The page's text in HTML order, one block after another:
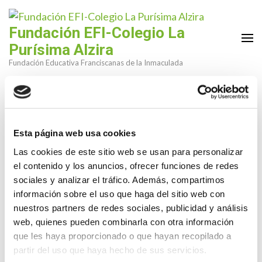
Esta página web usa cookies
Las cookies de este sitio web se usan para personalizar
el contenido y los anuncios, ofrecer funciones de redes
sociales y analizar el tráfico. Además, compartimos
información sobre el uso que haga del sitio web con
nuestros partners de redes sociales, publicidad y análisis
web, quienes pueden combinarla con otra información
que les haya proporcionado o que hayan recopilado a
partir del uso que haya hecho de sus servicios.
Saltar
contenido
(presiona
tecla
Intro)
Fundación EFI-Colegio La
Purísima Alzira
Fundación Educativa Franciscanas de la Inmaculada
Infantil y Primaria: Inicio curso
2020-21
1 Sep,2020 La Purísima
CARTA INICIO CURSO INFANTIL Y PRIMARIA 2020-2021
DESCARGA